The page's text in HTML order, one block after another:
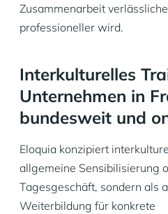
Zusammenarbeit
professioneller wird.
Interkulturelles
Unternehmen in
bundesweit und
Eloquia konzipiert
allgemeine Sensibilisierung
Tagesgeschäft, sondern als
Weiterbildung für konkrete